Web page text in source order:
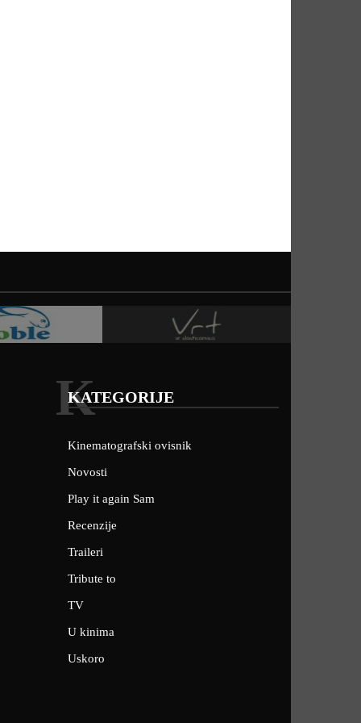
KATEGORIJE
K
Kinematografski ovisnik
Novosti
Play it again Sam
Recenzije
Traileri
Tribute to
TV
U kinima
Uskoro